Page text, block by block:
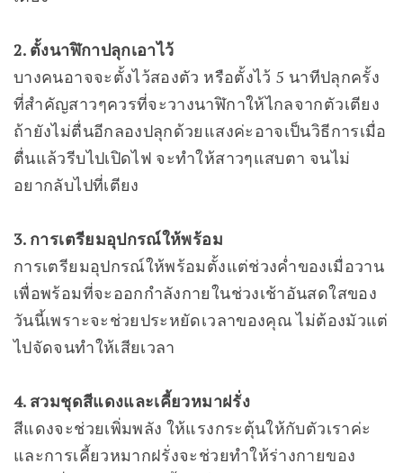
2. ตั้งนาฬิกาปลุกเอาไว้
บางคนอาจจะตั้งไว้สองตัว หรือตั้งไว้ 5 นาทีปลุกครั้ง
ที่สำคัญสาวๆควรที่จะวางนาฬิกาให้ไกลจากตัวเตียง
ถ้ายังไม่ตื่นอีกลองปลุกด้วยแสงค่ะอาจเป็นวิธีการเมื่อ
ตื่นแล้วรีบไปเปิดไฟ จะทำให้สาวๆแสบตา จนไม่
อยากลับไปที่เตียง
3. การเตรียมอุปกรณ์ให้พร้อม
การเตรียมอุปกรณ์ให้พร้อมตั้งแต่ช่วงค่ำของเมื่อวาน
เพื่อพร้อมที่จะออกกำลังกายในช่วงเช้าอันสดใสของ
วันนี้เพราะจะช่วยประหยัดเวลาของคุณ ไม่ต้องมัวแต่
ไปจัดจนทำให้เสียเวลา
4. สวมชุดสีแดงและเคี้ยวหมาฝรั่ง
สีแดงจะช่วยเพิ่มพลัง ให้แรงกระตุ้นให้กับตัวเราค่ะ
และการเคี้ยวหมากฝรั่งจะช่วยทำให้ร่างกายของ